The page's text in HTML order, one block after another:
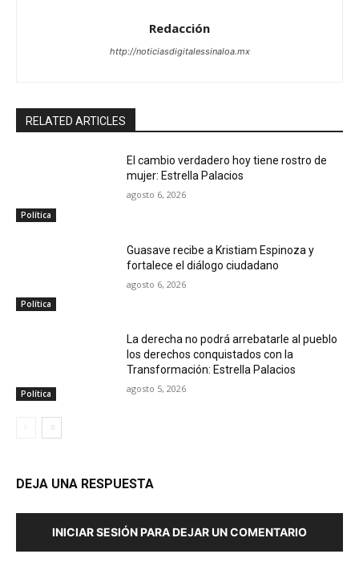
Redacción
http://noticiasdigitalessinaloa.mx
RELATED ARTICLES
Política
El cambio verdadero hoy tiene rostro de
mujer: Estrella Palacios
agosto 6, 2026
Política
Guasave recibe a Kristiam Espinoza y
fortalece el diálogo ciudadano
agosto 6, 2026
Política
La derecha no podrá arrebatarle al pueblo
los derechos conquistados con la
Transformación: Estrella Palacios
agosto 5, 2026
DEJA UNA RESPUESTA
INICIAR SESIÓN PARA DEJAR UN COMENTARIO